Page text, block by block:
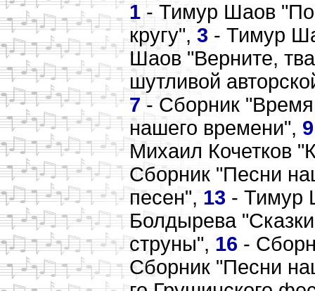
1- Тимур Шаов "По
кругу", 3 - Тимур
Шаов "Верните,
шутливой
7 - Сборник
нашего времени", 9
Михаил Кочетков
Сборник "Песни
песен", 13 - Тимур
Болдырева
струны", 16 -
Сборник "Песни